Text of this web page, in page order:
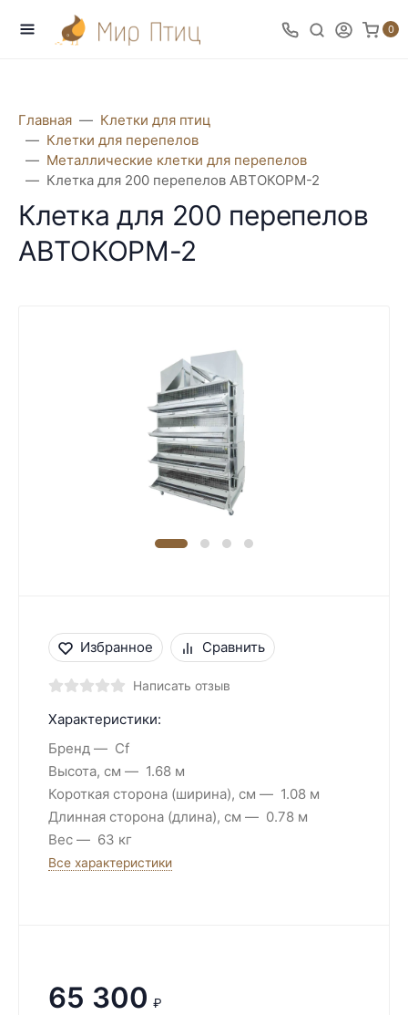
0
Главная
Клетки для птиц
Клетки для перепелов
Металлические клетки для перепелов
Клетка для 200 перепелов АВТОКОРМ-2
Клетка для 200 перепелов
АВТОКОРМ-2
Избранное Сравнить
Написать отзыв
Характеристики:
Бренд
Cf
Высота, см
1.68 м
Короткая сторона (ширина), см
1.08 м
Длинная сторона (длина), см
0.78 м
Вес
63 кг
Все характеристики
65 300 ₽